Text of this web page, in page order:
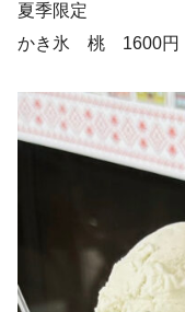
夏季限定
かき氷 桃 1600円